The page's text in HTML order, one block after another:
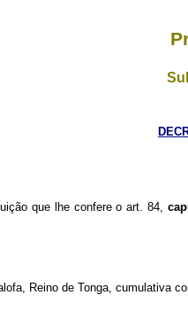
que lhe confere o art. 84,
Reino de Tonga, cumulativa